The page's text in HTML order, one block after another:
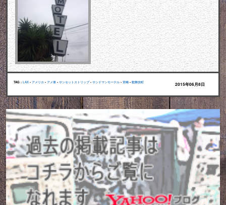
TAG : LAX • アメリカ • アメ車 • サンセットストリップ• サンドマンモーテル • 宮崎 • 歌舞伎町 2015年06月8日